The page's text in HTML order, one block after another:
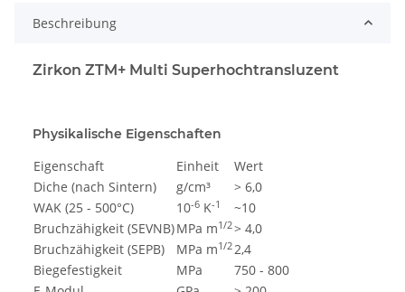
Beschreibung
Zirkon ZTM+ Multi Superhochtransluzent
Physikalische Eigenschaften
Eigenschaft Einheit
Wert
Diche (nach Sintern)
g/cm³
> 6,0
WAK (25 - 500°C)
10-6 K-1
~10
Bruchzähigkeit (SEVNB)MPa m1/2> 4,0
Bruchzähigkeit (SEPB)
MPa m1/2 2,4
Biegefestigkeit
MPa
750 - 800